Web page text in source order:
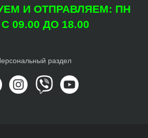
И ОТПРАВЛЯЕМ: ПН
09.00 ДО 18.00
раздел